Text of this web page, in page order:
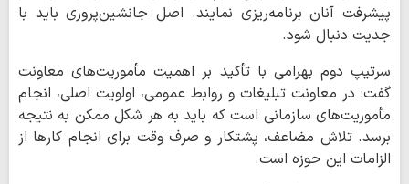
پیشرفت آنان برنامه‌ریزی نمایند. اصل جانشین‌پروری باید با
جدیت دنبال شود.
سرتیپ دوم بهرامی با تأکید بر اهمیت مأموریت‌های معاونت
گفت: در معاونت تبلیغات و روابط عمومی، اولویت اصلی، انجام
مأموریت‌های سازمانی است که باید به هر شکل ممکن به نتیجه
برسد. تلاش مضاعف، پشتکار و صرف وقت برای انجام کارها از
الزامات این حوزه است.